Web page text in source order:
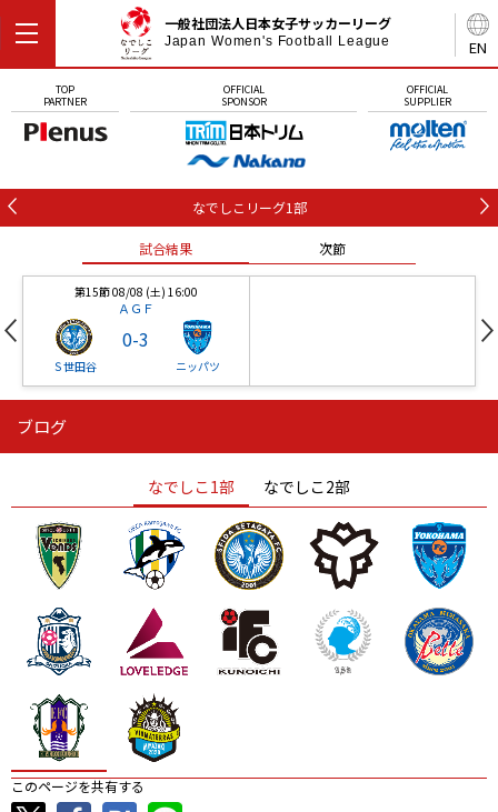
EN
一般社団法人日本女子サッカーリーグ
Japan Women's Football League
TOP
PARTNER
OFFICIAL
SPONSOR
OFFICIAL
SUPPLIER
なでしこリーグ1部
試合結果 次節
第15節 08/08 (土) 16:00
ＡＧＦ
Ｓ世田谷
0-3
ニッパツ
ニッパツ
ニッパツ 名古屋
石人の星
静岡 愛媛Ｌ
ブログ
なでしこ1部 なでしこ2部
このページを共有する